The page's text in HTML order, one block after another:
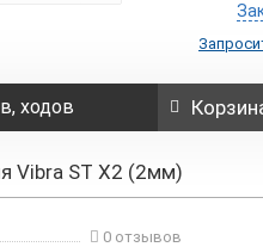
ходов
Vibra ST X2 (2мм)
0 отзывов